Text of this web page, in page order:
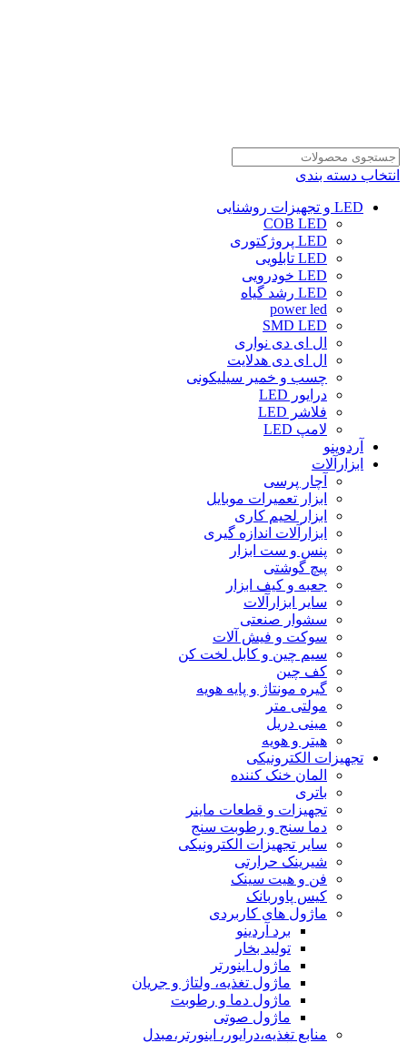
انتخاب دسته بندی
LED و تجهیزات روشنایی
COB LED
LED پروژکتوری
LED تابلویی
LED خودرویی
LED رشد گیاه
power led
SMD LED
ال ای دی نواری
ال ای دی هدلایت
چسب و خمیر سیلیکونی
درایور LED
فلاشر LED
لامپ LED
آردوینو
ابزارآلات
آچار پرسی
ابزار تعمیرات موبایل
ابزار لحیم کاری
ابزارآلات اندازه گیری
پنس و ست ابزار
پیچ گوشتی
جعبه و کیف ابزار
سایر ابزارآلات
سشوار صنعتی
سوکت و فیش آلات
سیم چین و کابل لخت کن
کف چین
گیره مونتاژ و پایه هویه
مولتی متر
مینی دریل
هیتر و هویه
تجهیزات الکترونیکی
المان خنک کننده
باتری
تجهیزات و قطعات ماینر
دما سنج و رطوبت سنج
سایر تجهیزات الکترونیکی
شیرینک حرارتی
فن و هیت سینک
کیس پاوربانک
ماژول های کاربردی
برد آردینو
تولید بخار
ماژول اینورتر
ماژول تغذیه، ولتاژ و جریان
ماژول دما و رطوبت
ماژول صوتی
منابع تغذیه،درایور، اینورتر،مبدل